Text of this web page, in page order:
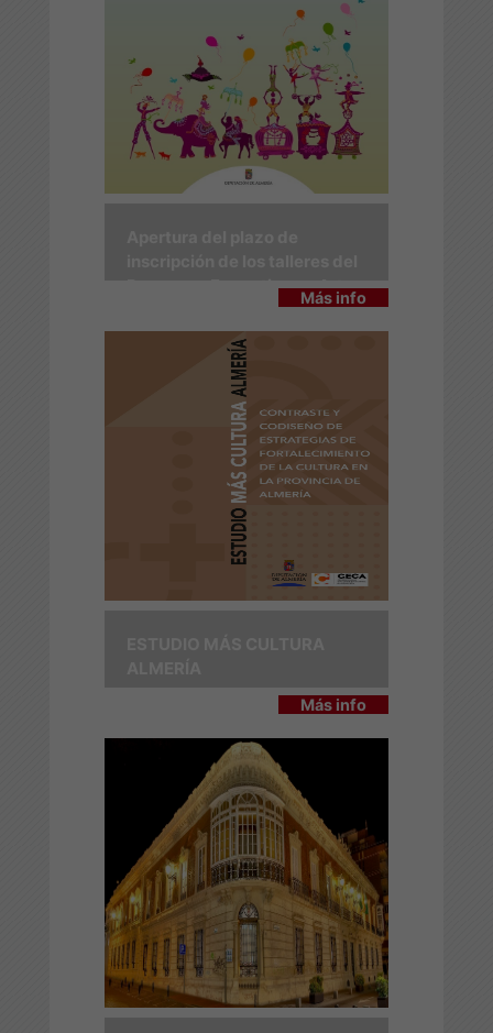
Programa Formativo en Artes
Más info
Más info